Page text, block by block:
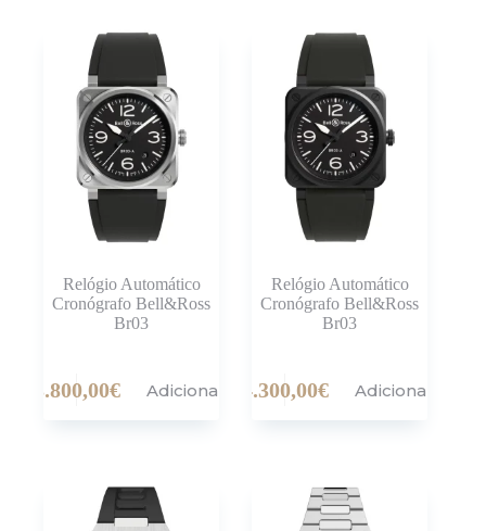
Relógio Automático
Cronógrafo Bell&Ross
Br03
3.800,00€ Adicionar
Relógio Automático
Cronógrafo Bell&Ross
Br03
4.300,00€ Adicionar